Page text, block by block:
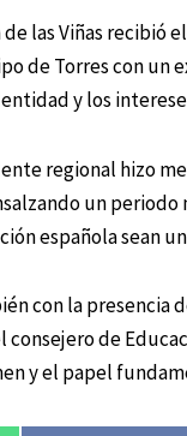
las Viñas recibió
de Torres con
y los
regional hizo
un
española sean
con la presencia
consejero de
y el papel